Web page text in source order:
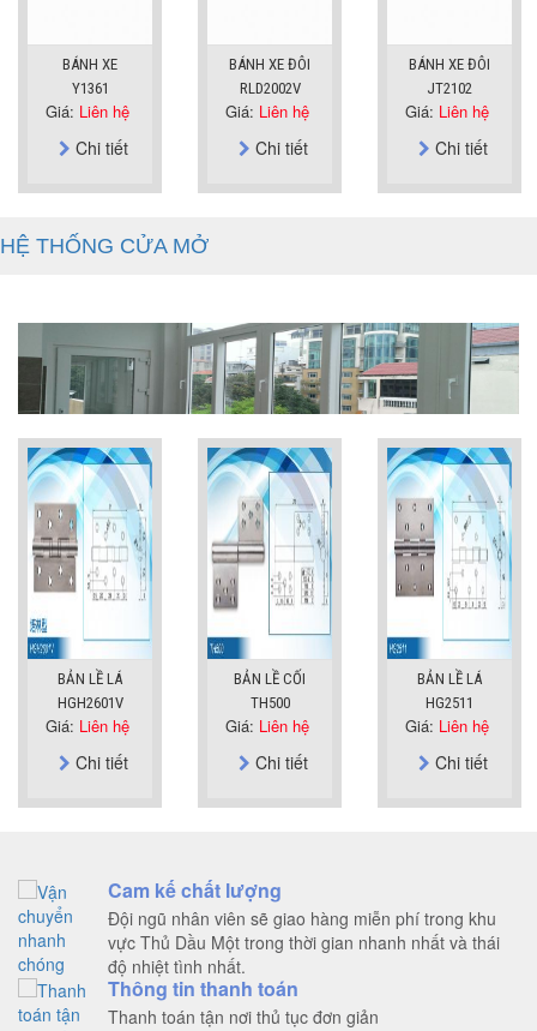
BÁNH XE
Y1361
Giá: Liên hệ
Chi tiết
BÁNH XE ĐÔI
RLD2002V
Giá: Liên hệ
Chi tiết
BÁNH XE ĐÔI
JT2102
Giá: Liên hệ
Chi tiết
HỆ THỐNG CỬA MỞ
BẢN LỀ LÁ
HGH2601V
Giá: Liên hệ
Chi tiết
BẢN LỀ CỐI
TH500
Giá: Liên hệ
Chi tiết
BẢN LỀ LÁ
HG2511
Giá: Liên hệ
Chi tiết
Cam kế chất lượng
Đội ngũ nhân viên sẽ giao hàng miễn phí trong khu
vực Thủ Dầu Một trong thời gian nhanh nhất và thái
độ nhiệt tình nhất.
Thông tin thanh toán
Thanh toán tận nơi thủ tục đơn giản